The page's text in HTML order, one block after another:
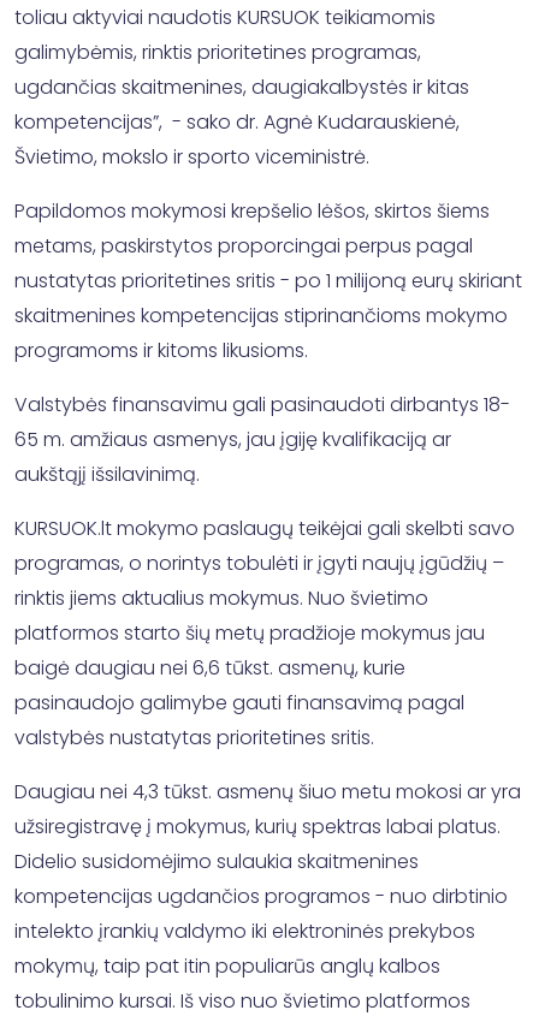
toliau aktyviai naudotis KURSUOK teikiamomis
galimybėmis, rinktis prioritetines programas,
ugdančias skaitmenines, daugiakalbystės ir kitas
kompetencijas”, - sako dr. Agnė Kudarauskienė,
Švietimo, mokslo ir sporto viceministrė.
Papildomos mokymosi krepšelio lėšos, skirtos šiems
metams, paskirstytos proporcingai perpus pagal
nustatytas prioritetines sritis - po 1 milijoną eurų skiriant
skaitmenines kompetencijas stiprinančioms mokymo
programoms ir kitoms likusioms.
Valstybės finansavimu gali pasinaudoti dirbantys 18-
65 m. amžiaus asmenys, jau įgiję kvalifikaciją ar
aukštąjį išsilavinimą.
KURSUOK.lt mokymo paslaugų teikėjai gali skelbti savo
programas, o norintys tobulėti ir įgyti naujų įgūdžių –
rinktis jiems aktualius mokymus. Nuo švietimo
platformos starto šių metų pradžioje mokymus jau
baigė daugiau nei 6,6 tūkst. asmenų, kurie
pasinaudojo galimybe gauti finansavimą pagal
valstybės nustatytas prioritetines sritis.
Daugiau nei 4,3 tūkst. asmenų šiuo metu mokosi ar yra
užsiregistravę į mokymus, kurių spektras labai platus.
Didelio susidomėjimo sulaukia skaitmenines
kompetencijas ugdančios programos - nuo dirbtinio
intelekto įrankių valdymo iki elektroninės prekybos
mokymų, taip pat itin populiarūs anglų kalbos
tobulinimo kursai. Iš viso nuo švietimo platformos